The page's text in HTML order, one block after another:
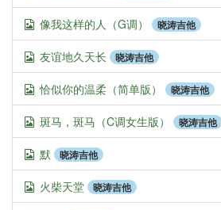
像我这样的人（G调） 晓涛吉他
友谊地久天长 晓涛吉他
恰似你的温柔（简单版） 晓涛吉他
斑马，斑马（C调女生版） 晓涛吉他
默 晓涛吉他
火柴天堂 晓涛吉他